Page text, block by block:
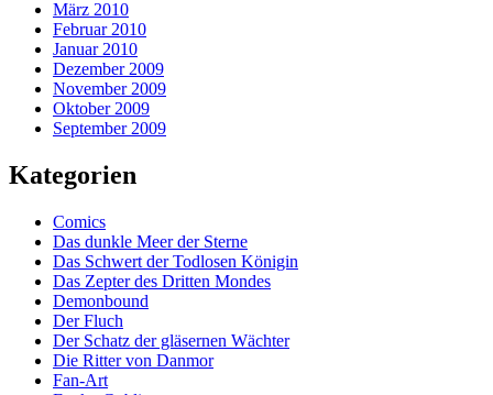
März 2010
Februar 2010
Januar 2010
Dezember 2009
November 2009
Oktober 2009
September 2009
Kategorien
Comics
Das dunkle Meer der Sterne
Das Schwert der Todlosen Königin
Das Zepter des Dritten Mondes
Demonbound
Der Fluch
Der Schatz der gläsernen Wächter
Die Ritter von Danmor
Fan-Art